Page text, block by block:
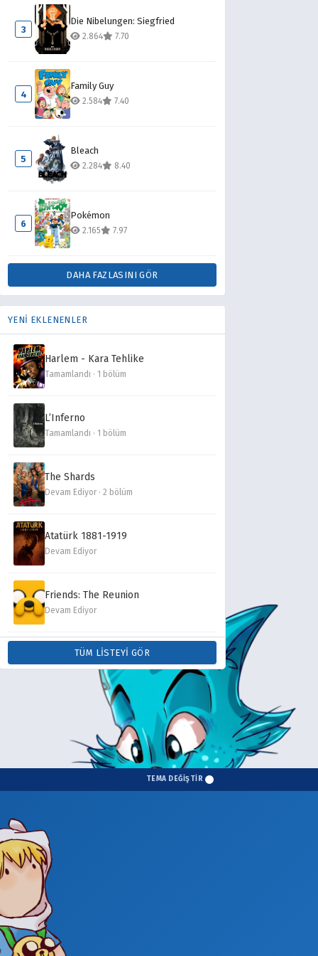
3
Die Nibelungen: Siegfried
2.864 7.70
4
Family Guy
2.584 7.40
5
Bleach
2.284 8.40
6
Pokémon
2.165 7.97
DAHA FAZLASINI GÖR
YENİ EKLENENLER
Harlem - Kara Tehlike
Tamamlandı · 1 bölüm
L’Inferno
Tamamlandı · 1 bölüm
The Shards
Devam Ediyor · 2 bölüm
Atatürk 1881-1919
Devam Ediyor
Friends: The Reunion
Devam Ediyor
TÜM LISTEYI GÖR
TEMA DEĞİŞTİR